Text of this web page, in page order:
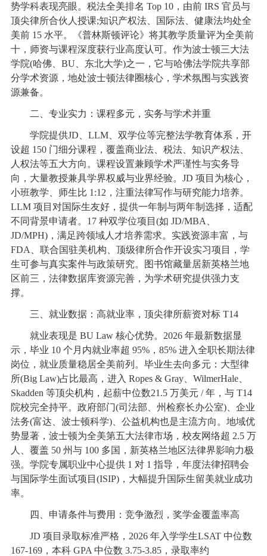
势学科表现亮眼。税法全美排名 Top 10，由前 IRS 官员与
顶尖律所合伙人授课;知识产权法、国际法、健康法均处全
美前 15 水平。《普林斯顿评论》将其教学质量评为全美前
十，师资与课程深度获行业高度认可。作为波士顿三大法
学院(哈佛、BU、东北大学)之一，它与哈佛法学院共享部
分学术资源，地处波士顿法律圈核心，学术氛围与实践资
源兼备。
二、专业实力：课程多元，实务与学术并重
学院提供JD、LLM、双学位等完整法学教育体系，开
设超 150 门细分课程，覆盖商业法、税法、知识产权法、
人权法等五大方向。课程设置兼顾学术严谨性与实务导
向，大量教授兼具学界权威与业界经验。JD 项目为核心，
小班教学、师生比 1:12，注重法律写作与研究能力培养。
LLM 项目对国际生友好，提供一年制与两年制选择，适配
不同背景申请者。17 种双学位项目(如 JD/MBA、
JD/MPH)，满足跨领域人才培养需求。实践资源丰富，与
FDA、联合国驻美机构、顶级律所合作开设实习项目，学
生可参与真实案件与政策研究。图书馆藏量居新英格兰地
区前三，法律数据库资源完善，为学术研究提供强力支
撑。
三、就业数据：高就业率，顶尖律所薪资对标 T14
就业表现是 BU Law 核心优势。2026 年最新数据显
示，毕业 10 个月内就业率超 95%，85% 进入全职长期法律
岗位，就业质量稳居全美前列。毕业生去向多元：大型律
所(Big Law)占比最高，进入 Ropes & Gray、WilmerHale、
Skadden 等顶尖机构，起薪中位数21.5 万美元 / 年，与 T14
院校完全持平。政府部门(司法部、州检察长办公室)、企业
法务(富达、波士顿科学)、公益机构也是主流方向。地域优
势显著，波士顿为全美第五大法律市场，校友网络超 2.5 万
人、覆盖 50 州与 100 多国，新英格兰地区法律界影响力极
强。学院专属职业中心提供 1 对 1 指导，年度法律招聘会
与国际学生面试项目(ISIP)，大幅提升国际生留美就业成功
率。
四、申请条件与费用：竞争激烈，奖学金覆盖率高
JD 项目录取标准严格，2026 年入学学生LSAT 中位数
167-169，本科 GPA 中位数 3.75-3.85，录取率约